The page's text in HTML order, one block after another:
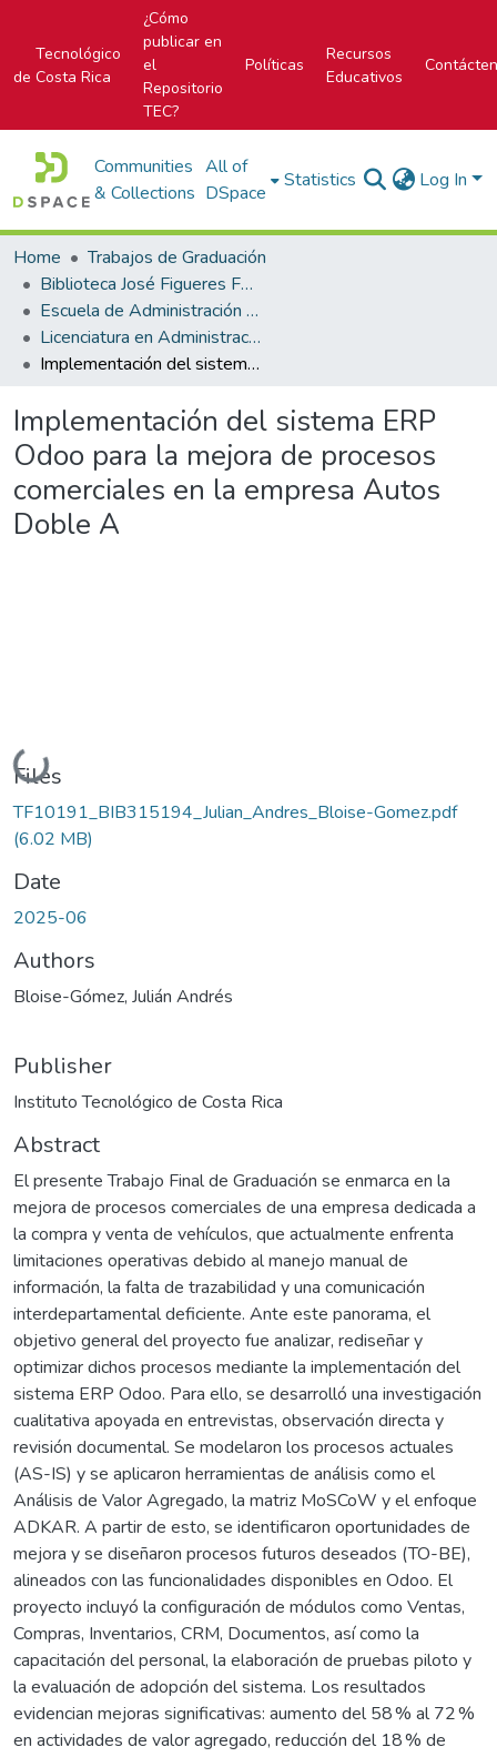
Tecnológico
de Costa Rica
¿Cómo
publicar en
el
Repositorio
TEC?
Políticas
Recursos
Educativos
Communities
& Collections
All of
DSpace
Statistics Log In
Home
Trabajos de Graduación
Biblioteca José Figueres Ferrer
Escuela de Administración de Tecnologías de Información (antes era Área Académica de Administración de Tecnologías de Información)
Licenciatura en Administración de Tecnología de Información
Implementación del sistema ERP Odoo para la mejora de procesos comerciales en la empresa Autos Doble A
Implementación del sistema ERP
Odoo para la mejora de procesos
comerciales en la empresa Autos
Doble A
Loading...
Files
TF10191_BIB315194_Julian_Andres_Bloise-Gomez.pdf
(6.02 MB)
Date
2025-06
Authors
Bloise-Gómez, Julián Andrés
Publisher
Instituto Tecnológico de Costa Rica
Abstract
El presente Trabajo Final de Graduación se enmarca en la
mejora de procesos comerciales de una empresa dedicada a
la compra y venta de vehículos, que actualmente enfrenta
limitaciones operativas debido al manejo manual de
información, la falta de trazabilidad y una comunicación
interdepartamental deficiente. Ante este panorama, el
objetivo general del proyecto fue analizar, rediseñar y
optimizar dichos procesos mediante la implementación del
sistema ERP Odoo. Para ello, se desarrolló una investigación
cualitativa apoyada en entrevistas, observación directa y
revisión documental. Se modelaron los procesos actuales
(AS-IS) y se aplicaron herramientas de análisis como el
Análisis de Valor Agregado, la matriz MoSCoW y el enfoque
ADKAR. A partir de esto, se identificaron oportunidades de
mejora y se diseñaron procesos futuros deseados (TO-BE),
alineados con las funcionalidades disponibles en Odoo. El
proyecto incluyó la configuración de módulos como Ventas,
Compras, Inventarios, CRM, Documentos, así como la
capacitación del personal, la elaboración de pruebas piloto y
la evaluación de adopción del sistema. Los resultados
evidencian mejoras significativas: aumento del 58 % al 72 %
en actividades de valor agregado, reducción del 18 % de